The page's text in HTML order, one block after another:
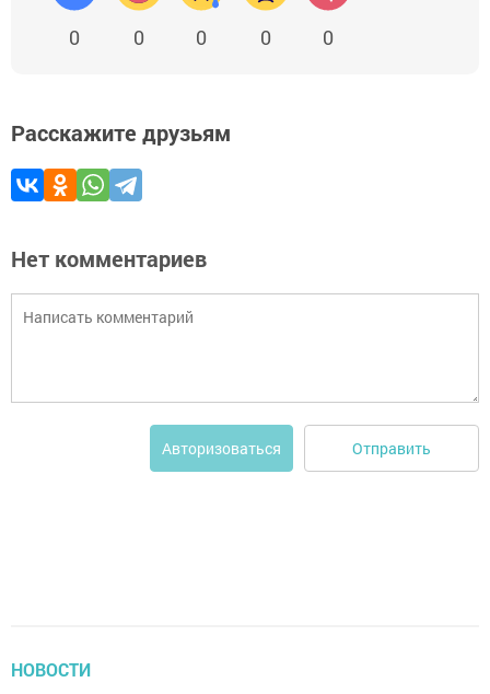
0 0 0 0 0
Расскажите друзьям
Нет комментариев
Авторизоваться Отправить
НОВОСТИ